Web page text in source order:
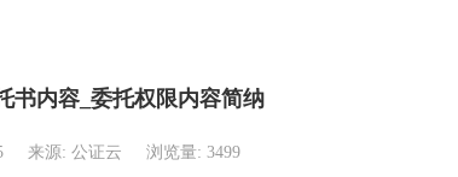
书内容_委托权限内容简纳
来源: 公证云 浏览量: 3499